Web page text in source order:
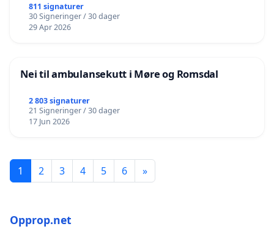
811 signaturer
30 Signeringer / 30 dager
29 Apr 2026
Nei til ambulansekutt i Møre og Romsdal
2 803 signaturer
21 Signeringer / 30 dager
17 Jun 2026
1 2 3 4 5 6 »
Opprop.net